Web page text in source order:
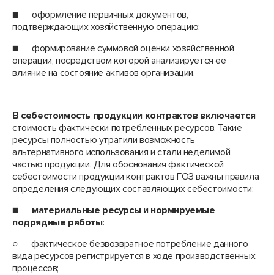
■ оформление первичных документов,
подтверждающих хозяйственную операцию;
■ формирование суммовой оценки хозяйственной
операции, посредством которой анализируется ее
влияние на состояние активов организации.
В себестоимость продукции контрактов включается
стоимость фактически потребленных ресурсов. Такие
ресурсы полностью утратили возможность
альтернативного использования и стали неделимой
частью продукции. Для обоснования фактической
себестоимости продукции контрактов ГОЗ важны правила
определения следующих составляющих себестоимости:
■ материальные ресурсы и нормируемые
подрядные работы:
○ фактическое безвозвратное потребление данного
вида ресурсов регистрируется в ходе производственных
процессов;